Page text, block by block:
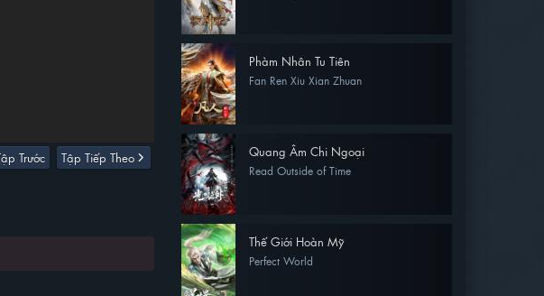
Trước Tập Tiếp Theo
Phàm Nhân Tu Tiên
Fan Ren Xiu Xian Zhuan
Quang Âm Chi Ngoại
Read Outside of Time
Thế Giới Hoàn Mỹ
Perfect World